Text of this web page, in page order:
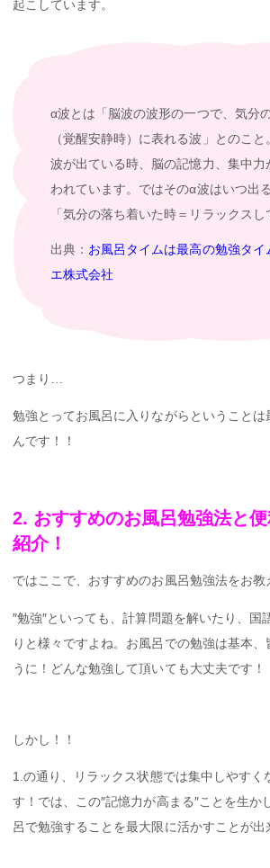
起こしています。
α波とは「脳波の波形の一つで、気分
（覚醒安静時）に表れる波」とのこ
波が出ている時、脳の記憶力、集中力
われています。ではそのα波はいつ出
「気分の落ち着いた時＝リラックスし
出典： お風呂タイムは最高の勉強タイ
エ株式会社
つまり…
勉強とってお風呂に入りながらということは
んです！！
2. おすすめのお風呂勉強法と
紹介！
ではここで、おすすめのお風呂勉強法をお教
″勉強″といっても、計算問題を解いたり、国
りと様々ですよね。お風呂での勉強は基本、
うに！どんな勉強して頂いても大丈夫です！
しかし！！
1.の通り、リラックス状態では集中しやすく
す！では、この″記憶力が高まる″ことを生か
呂で勉強することを最大限に活かすことが出